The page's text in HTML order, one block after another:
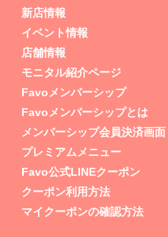
新店情報
イベント情報
店舗情報
モニタル紹介ページ
Favoメンバーシップ
Favoメンバーシップとは
メンバーシップ会員決済画面
プレミアムメニュー
Favo公式LINEクーポン
クーポン利用方法
マイクーポンの確認方法